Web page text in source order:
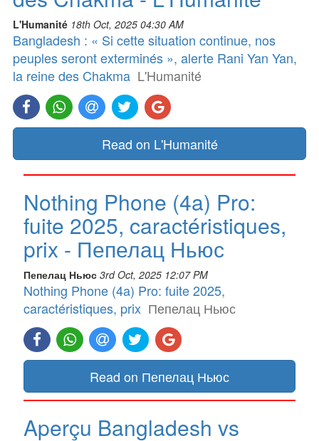
L'Humanité 18th Oct, 2025 04:30 AM
Bangladesh : « Si cette situation continue, nos
peuples seront exterminés », alerte Rani Yan Yan,
la reine des Chakma L'Humanité
Read on L'Humanité
Nothing Phone (4a) Pro:
fuite 2025, caractéristiques,
prix - Пепелац Ньюс
Пепелац Ньюс 3rd Oct, 2025 12:07 PM
Nothing Phone (4a) Pro: fuite 2025,
caractéristiques, prix Пепелац Ньюс
Read on Пепелац Ньюс
Aperçu Bangladesh vs